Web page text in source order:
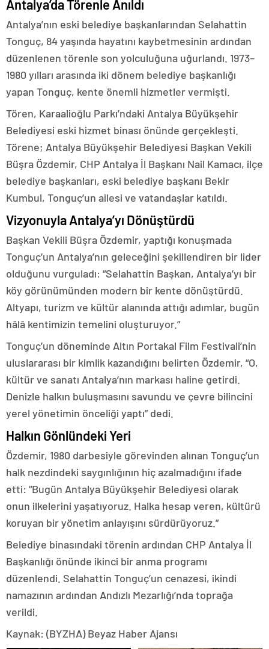
Antalya’da Törenle Anıldı
Antalya’nın eski belediye başkanlarından Selahattin
Tonguç, 84 yaşında hayatını kaybetmesinin ardından
düzenlenen törenle son yolculuğuna uğurlandı. 1973–
1980 yılları arasında iki dönem belediye başkanlığı
yapan Tonguç, kente önemli hizmetler vermişti.
Tören, Karaalioğlu Parkı’ndaki Antalya Büyükşehir
Belediyesi eski hizmet binası önünde gerçekleşti.
Törene; Antalya Büyükşehir Belediyesi Başkan Vekili
Büşra Özdemir, CHP Antalya İl Başkanı Nail Kamacı, ilçe
belediye başkanları, eski belediye başkanı Bekir
Kumbul, Tonguç’un ailesi ve vatandaşlar katıldı.
Vizyonuyla Antalya’yı Dönüştürdü
Başkan Vekili Büşra Özdemir, yaptığı konuşmada
Tonguç’un Antalya’nın geleceğini şekillendiren bir lider
olduğunu vurguladı: “Selahattin Başkan, Antalya’yı bir
köy görünümünden modern bir kente dönüştürdü.
Altyapı, turizm ve kültür alanında attığı adımlar, bugün
hâlâ kentimizin temelini oluşturuyor.”
Tonguç’un döneminde Altın Portakal Film Festivali’nin
uluslararası bir kimlik kazandığını belirten Özdemir, “O,
kültür ve sanatı Antalya’nın markası haline getirdi.
Denizle halkın buluşmasını savundu ve çevre bilincini
yerel yönetimin önceliği yaptı” dedi.
Halkın Gönlündeki Yeri
Özdemir, 1980 darbesiyle görevinden alınan Tonguç’un
halk nezdindeki saygınlığının hiç azalmadığını ifade
etti: “Bugün Antalya Büyükşehir Belediyesi olarak
onun ilkelerini yaşatıyoruz. Halka hesap veren, kültürü
koruyan bir yönetim anlayışını sürdürüyoruz.”
Belediye binasındaki törenin ardından CHP Antalya İl
Başkanlığı önünde ikinci bir anma programı
düzenlendi. Selahattin Tonguç’un cenazesi, ikindi
namazının ardından Andızlı Mezarlığı’nda toprağa
verildi.
Kaynak: (BYZHA) Beyaz Haber Ajansı